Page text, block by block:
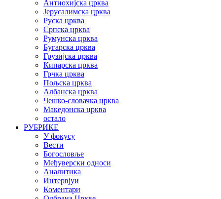
Антиохијска црква
Јерусалимска црква
Руска црква
Српска црква
Румунска црква
Бугарска црква
Грузијска црква
Кипарска црква
Грчка црква
Пољска црква
Албанска црква
Чешко-словачка црква
Македонска црква
остало
РУБРИКЕ
У фокусу
Вести
Богословље
Међуверски односи
Аналитика
Интервјуи
Коментари